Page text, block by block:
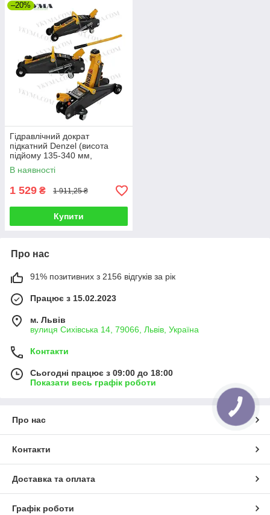
–20%
Гідравлічний дократ
підкатний Denzel (висота
підйому 135-340 мм,
вантажопідйомність 2000 кг)
В наявності
1 529 ₴ 1 911,25 ₴
Купити
Про нас
91% позитивних з 2156 відгуків за рік
Працює з 15.02.2023
м. Львів
вулиця Сихівська 14, 79066, Львів, Україна
Контакти
Сьогодні працює з 09:00 до 18:00
Показати весь графік роботи
Про нас
Контакти
Доставка та оплата
Графік роботи